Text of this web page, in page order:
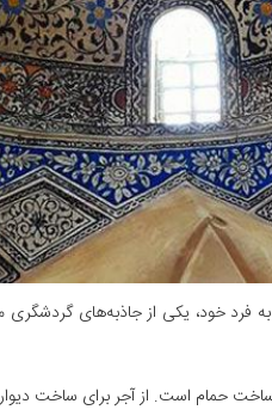
فرد خود، یکی از جاذبه‌های
ساخت حمام است. از آجر برای ساخت